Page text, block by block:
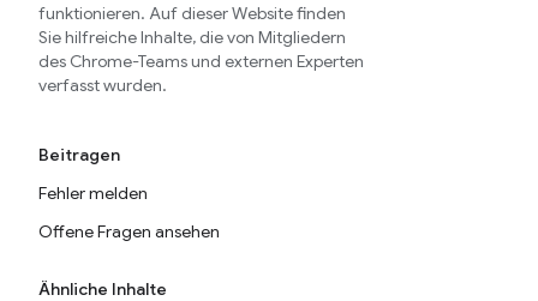
funktionieren. Auf dieser Website finden
Sie hilfreiche Inhalte, die von Mitgliedern
des Chrome-Teams und externen Experten
verfasst wurden.
Beitragen
Fehler melden
Offene Fragen ansehen
Ähnliche Inhalte